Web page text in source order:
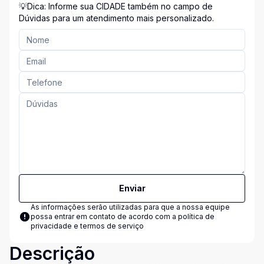
💡Dica: Informe sua CIDADE também no campo de
Dúvidas para um atendimento mais personalizado.
Enviar
As informações serão utilizadas para que a nossa equipe
possa entrar em contato de acordo com a política de
privacidade e termos de serviço
Descrição